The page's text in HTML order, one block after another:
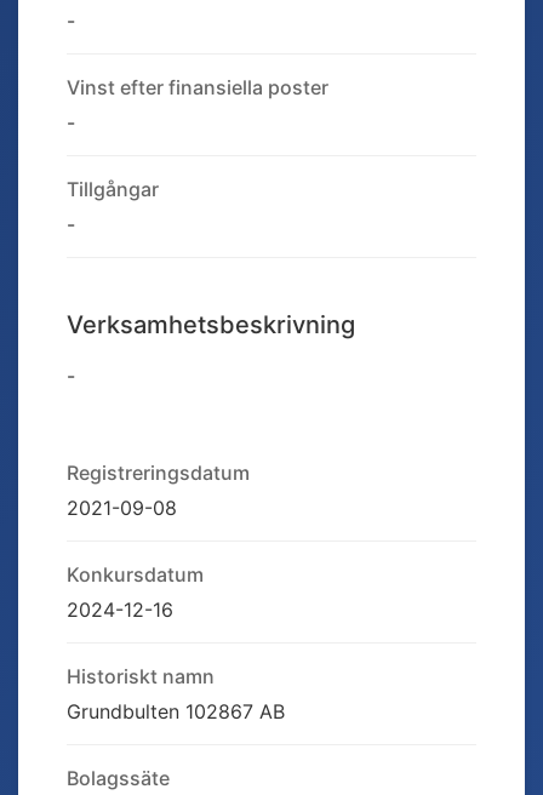
-
Vinst efter finansiella poster
-
Tillgångar
-
Verksamhetsbeskrivning
-
Registreringsdatum
2021-09-08
Konkursdatum
2024-12-16
Historiskt namn
Grundbulten 102867 AB
Bolagssäte